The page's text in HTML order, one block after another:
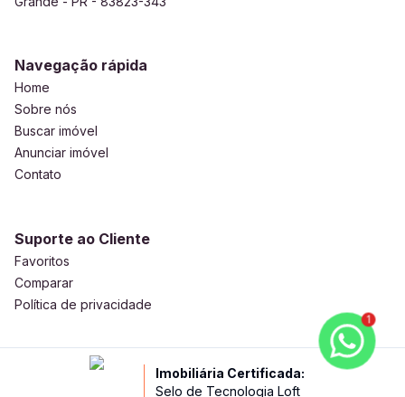
Navegação rápida
Home
Sobre nós
Buscar imóvel
Anunciar imóvel
Contato
Suporte ao Cliente
Favoritos
Comparar
Política de privacidade
Imobiliária Certificada:
Selo de Tecnologia Loft
1